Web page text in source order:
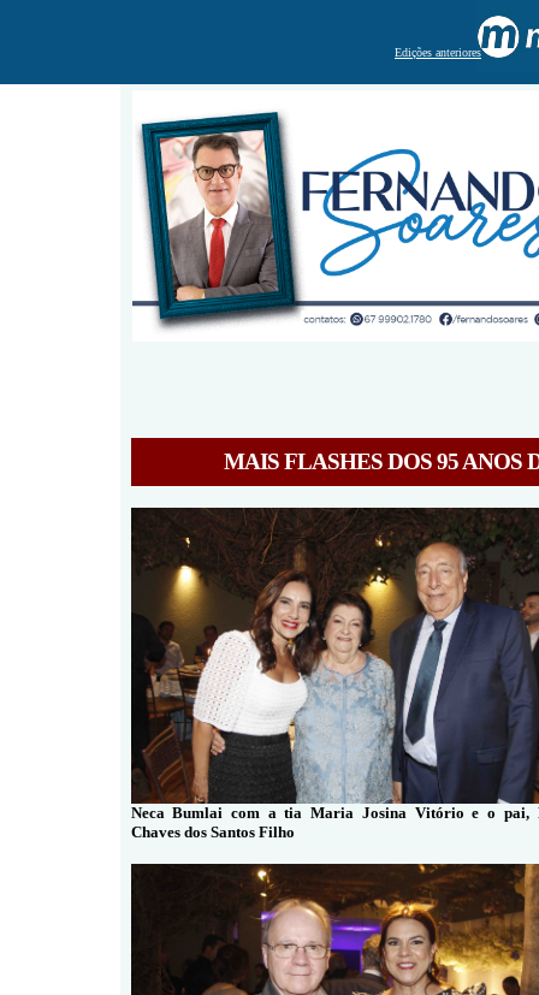
Edições anteriores
MAIS FLASHES DOS 95 ANOS
Neca Bumlai com a tia Maria Josina Vitório e o pai,
Chaves dos Santos Filho